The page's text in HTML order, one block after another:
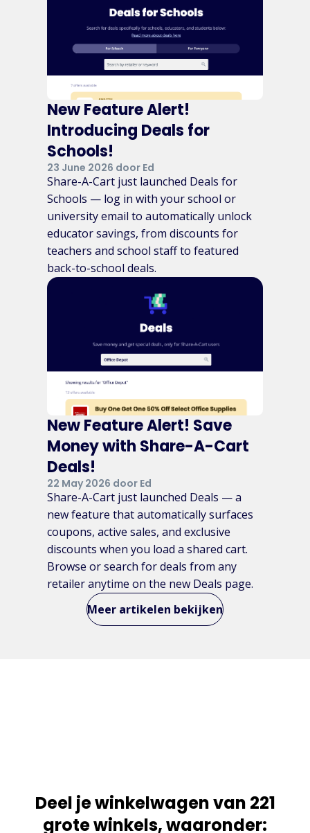
New Feature Alert!
Introducing Deals for
Schools!
23 June 2026 door Ed
Share-A-Cart just launched Deals for
Schools — log in with your school or
university email to automatically unlock
educator savings, from discounts for
teachers and school staff to featured
back-to-school deals.
New Feature Alert! Save
Money with Share-A-Cart
Deals!
22 May 2026 door Ed
Share-A-Cart just launched Deals — a
new feature that automatically surfaces
coupons, active sales, and exclusive
discounts when you load a shared cart.
Browse or search for deals from any
retailer anytime on the new Deals page.
Meer artikelen bekijken
Deel je winkelwagen van 221
grote winkels, waaronder: